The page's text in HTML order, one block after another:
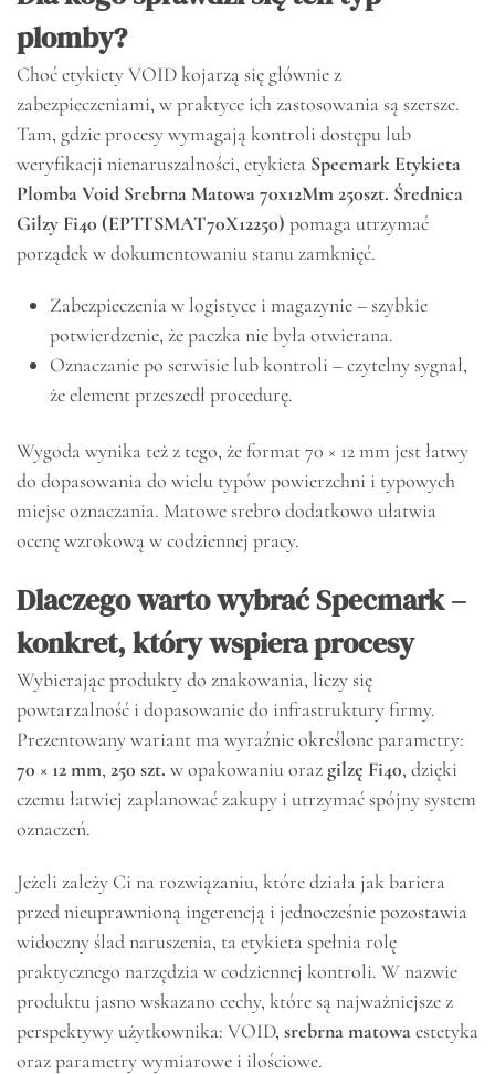
plomby?
Choć etykiety VOID kojarzą się głównie z
zabezpieczeniami, w praktyce ich zastosowania są szersze.
Tam, gdzie procesy wymagają kontroli dostępu lub
weryfikacji nienaruszalności, etykieta Specmark Etykieta
Plomba Void Srebrna Matowa 70x12Mm 250szt. Średnica
Gilzy Fi40 (EPTTSMAT70X12250) pomaga utrzymać
porządek w dokumentowaniu stanu zamknięć.
Zabezpieczenia w logistyce i magazynie – szybkie
potwierdzenie, że paczka nie była otwierana.
Oznaczanie po serwisie lub kontroli – czytelny sygnał,
że element przeszedł procedurę.
Wygoda wynika też z tego, że format 70 × 12 mm jest łatwy
do dopasowania do wielu typów powierzchni i typowych
miejsc oznaczania. Matowe srebro dodatkowo ułatwia
ocenę wzrokową w codziennej pracy.
Dlaczego warto wybrać Specmark –
konkret, który wspiera procesy
Wybierając produkty do znakowania, liczy się
powtarzalność i dopasowanie do infrastruktury firmy.
Prezentowany wariant ma wyraźnie określone parametry:
70 × 12 mm, 250 szt. w opakowaniu orazgilzę Fi40, dzięki
czemu łatwiej zaplanować zakupy i utrzymać spójny system
oznaczeń.
Jeżeli zależy Ci na rozwiązaniu, które działa jak bariera
przed nieuprawnioną ingerencją i jednocześnie pozostawia
widoczny ślad naruszenia, ta etykieta spełnia rolę
praktycznego narzędzia w codziennej kontroli. W nazwie
produktu jasno wskazano cechy, które są najważniejsze z
perspektywy użytkownika: VOID, srebrna matowaestetyka
oraz parametry wymiarowe i ilościowe.